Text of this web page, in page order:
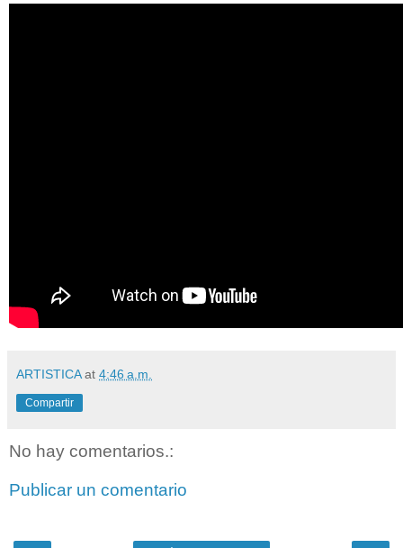
ARTISTICA at 4:46 a.m.
Compartir
No hay comentarios.:
Publicar un comentario